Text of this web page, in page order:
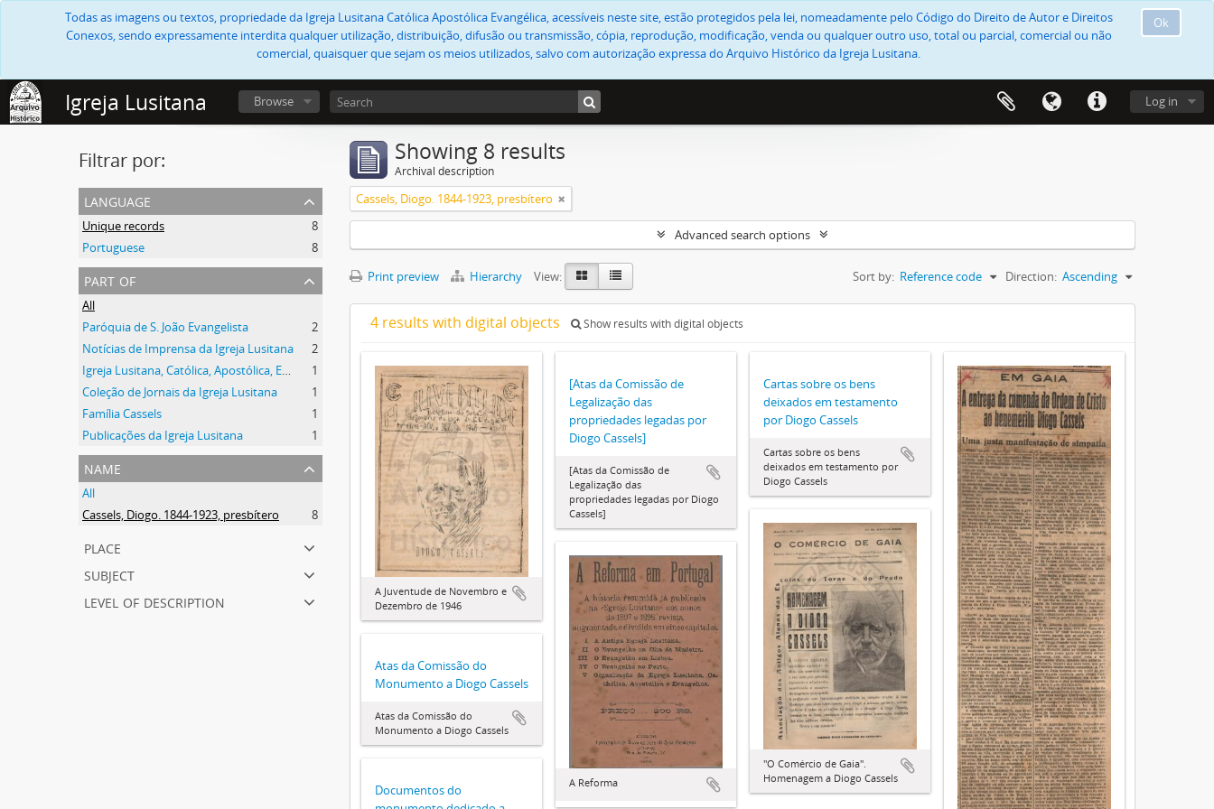
Ok
Todas as imagens ou textos, propriedade da Igreja Lusitana Católica Apostólica Evangélica, acessíveis neste site, estão protegidos pela lei, nomeadamente pelo Código do Direito de Autor e Direitos
Conexos, sendo expressamente interdita qualquer utilização, distribuição, difusão ou transmissão, cópia, reprodução, modificação, venda ou qualquer outro uso, total ou parcial, comercial ou não
comercial, quaisquer que sejam os meios utilizados, salvo com autorização expressa do Arquivo Histórico da Igreja Lusitana.
Igreja Lusitana Log in
Browse
Filtrar por:
language
Unique records
8
Portuguese
8
part of
All
Paróquia de S. João Evangelista
2
Notícias de Imprensa da Igreja Lusitana
2
Igreja Lusitana, Católica, Apostólica, Evangélica (Diocese)
1
Coleção de Jornais da Igreja Lusitana
1
Família Cassels
1
Publicações da Igreja Lusitana
1
name
All
Cassels, Diogo. 1844-1923, presbítero
8
place
subject
level of description
Showing 8 results
Archival description
Cassels, Diogo. 1844-1923, presbítero
Advanced search options
Print preview Hierarchy View: Sort by: Reference code Direction: Ascending
4 results with digital objects Show results with digital objects
A Juventude de Novembro e
Dezembro de 1946
[Atas da Comissão de
Legalização das
propriedades legadas por
Diogo Cassels]
[Atas da Comissão de
Legalização das
propriedades legadas por Diogo
Cassels]
Cartas sobre os bens
deixados em testamento
por Diogo Cassels
Cartas sobre os bens
deixados em testamento por
Diogo Cassels
"O Comércio de Gaia".
Homenagem a Diogo Cassels
A Reforma
Atas da Comissão do
Monumento a Diogo Cassels
Atas da Comissão do
Monumento a Diogo Cassels
Documentos do